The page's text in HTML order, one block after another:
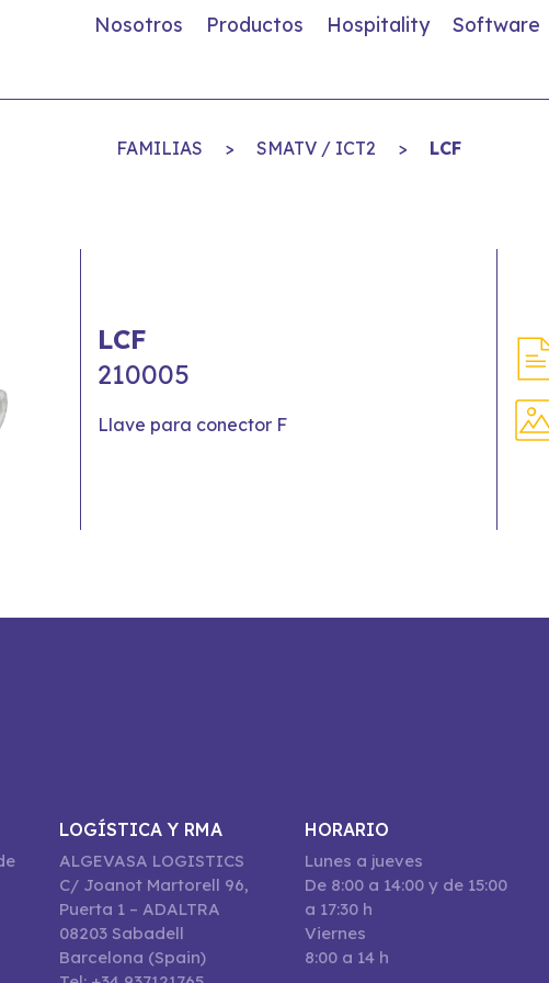
Nosotros Productos Hospitality Software
FAMILIAS > SMATV / ICT2 > LCF
LCF
210005
Llave para conector F
LOGÍSTICA Y RMA
ALGEVASA LOGISTICS
C/ Joanot Martorell 96,
Puerta 1 – ADALTRA
08203 Sabadell
Barcelona (Spain)
HORARIO
Lunes a jueves
De 8:00 a 14:00 y de 15:00
a 17:30 h
Viernes
8:00 a 14 h